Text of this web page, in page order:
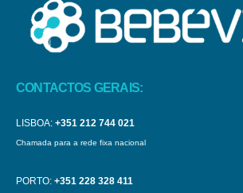
CONTACTOS GERAIS:
LISBOA: +351 212 744 021
Chamada para a rede fixa nacional
PORTO: +351 228 328 411